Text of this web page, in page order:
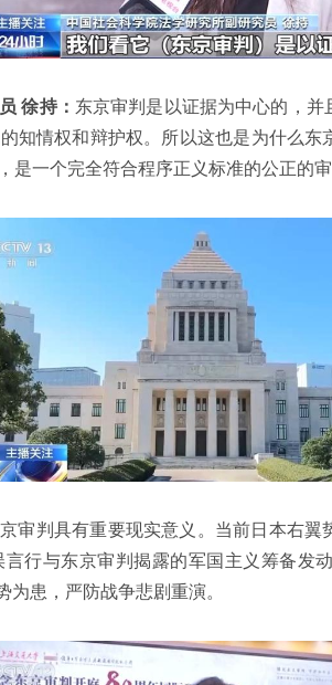
徐持： 东京审判是以证据为中心的，
知情权和辩护权。所以这也是为什么
是一个完全符合程序正义标准的公正的
审判具有重要现实意义。当前日本右
行与东京审判揭露的军国主义筹备发
为患，严防战争悲剧重演。